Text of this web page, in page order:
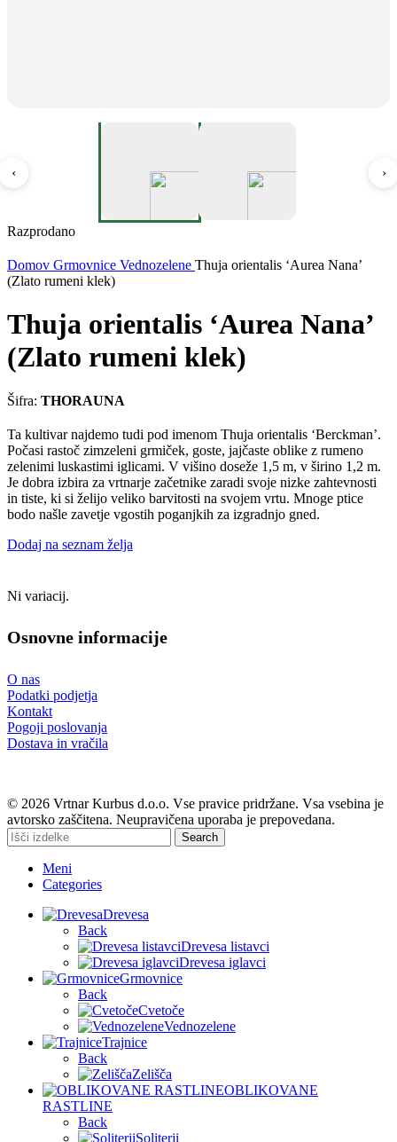
‹ ›
Razprodano
Domov Grmovnice Vednozelene Thuja orientalis ‘Aurea Nana’
(Zlato rumeni klek)
Thuja orientalis ‘Aurea Nana’
(Zlato rumeni klek)
Šifra: THORAUNA
Ta kultivar najdemo tudi pod imenom Thuja orientalis ‘Berckman’.
Počasi rastoč zimzeleni grmiček, goste, jajčaste oblike z rumeno
zelenimi luskastimi iglicami. V višino doseže 1,5 m, v širino 1,2 m.
Je dobra izbira za vrtnarje začetnike zaradi svoje nizke zahtevnosti
in tiste, ki si želijo veliko barvitosti na svojem vrtu. Mnoge ptice
bodo našle zavetje vgostih poganjkih za izgradnjo gned.
Dodaj na seznam želja
Ni variacij.
Osnovne informacije
O nas
Podatki podjetja
Kontakt
Pogoji poslovanja
Dostava in vračila
© 2026 Vrtnar Kurbus d.o.o. Vse pravice pridržane. Vsa vsebina je
avtorsko zaščitena. Neupravičena uporaba je prepovedana.
Search
Meni
Categories
Drevesa
Back
Drevesa listavci
Drevesa iglavci
Grmovnice
Back
Cvetoče
Vednozelene
Trajnice
Back
Zelišča
OBLIKOVANE
RASTLINE
Back
Soliterji